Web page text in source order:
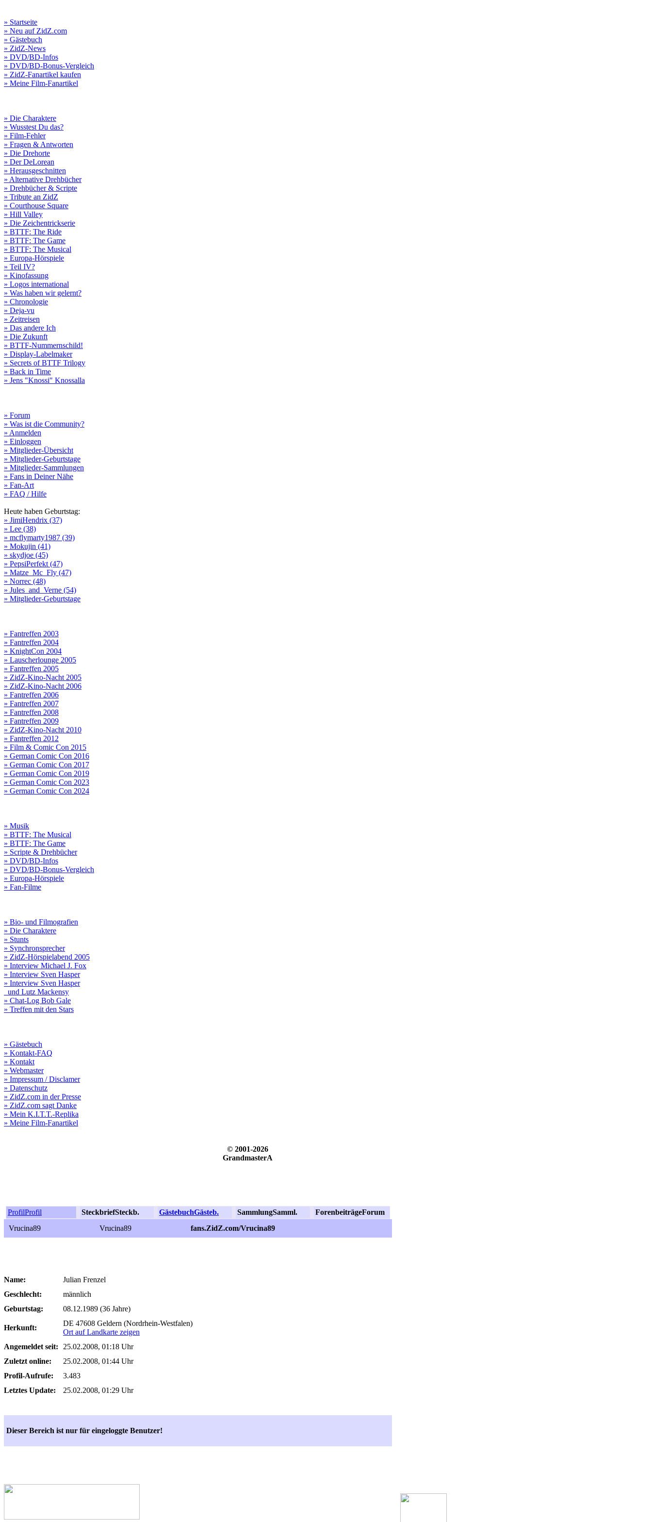
» Startseite
» Neu auf ZidZ.com
» Gästebuch
» ZidZ-News
» DVD/BD-Infos
» DVD/BD-Bonus-Vergleich
» ZidZ-Fanartikel kaufen
» Meine Film-Fanartikel
» Die Charaktere
» Wusstest Du das?
» Film-Fehler
» Fragen & Antworten
» Die Drehorte
» Der DeLorean
» Herausgeschnitten
» Alternative Drehbücher
» Drehbücher & Scripte
» Tribute an ZidZ
» Courthouse Square
» Hill Valley
» Die Zeichentrickserie
» BTTF: The Ride
» BTTF: The Game
» BTTF: The Musical
» Europa-Hörspiele
» Teil IV?
» Kinofassung
» Logos international
» Was haben wir gelernt?
» Chronologie
» Deja-vu
» Zeitreisen
» Das andere Ich
» Die Zukunft
» BTTF-Nummernschild!
» Display-Labelmaker
» Secrets of BTTF Trilogy
» Back in Time
» Jens "Knossi" Knossalla
» Forum
» Was ist die Community?
» Anmelden
» Einloggen
» Mitglieder-Übersicht
» Mitglieder-Geburtstage
» Mitglieder-Sammlungen
» Fans in Deiner Nähe
» Fan-Art
» FAQ / Hilfe
Heute haben Geburtstag:
» JimiHendrix (37)
» Lee (38)
» mcflymarty1987 (39)
» Mokujin (41)
» skydjoe (45)
» PepsiPerfekt (47)
» Matze_Mc_Fly (47)
» Norrec (48)
» Jules_and_Verne (54)
» Mitglieder-Geburtstage
» Fantreffen 2003
» Fantreffen 2004
» KnightCon 2004
» Lauscherlounge 2005
» Fantreffen 2005
» ZidZ-Kino-Nacht 2005
» ZidZ-Kino-Nacht 2006
» Fantreffen 2006
» Fantreffen 2007
» Fantreffen 2008
» Fantreffen 2009
» ZidZ-Kino-Nacht 2010
» Fantreffen 2012
» Film & Comic Con 2015
» German Comic Con 2016
» German Comic Con 2017
» German Comic Con 2019
» German Comic Con 2023
» German Comic Con 2024
» Musik
» BTTF: The Musical
» BTTF: The Game
» Scripte & Drehbücher
» DVD/BD-Infos
» DVD/BD-Bonus-Vergleich
» Europa-Hörspiele
» Fan-Filme
» Bio- und Filmografien
» Die Charaktere
» Stunts
» Synchronsprecher
» ZidZ-Hörspielabend 2005
» Interview Michael J. Fox
» Interview Sven Hasper
» Interview Sven Hasper
und Lutz Mackensy
» Chat-Log Bob Gale
» Treffen mit den Stars
» Gästebuch
» Kontakt-FAQ
» Kontakt
» Webmaster
» Impressum / Disclamer
» Datenschutz
» ZidZ.com in der Presse
» ZidZ.com sagt Danke
» Mein K.I.T.T.-Replika
» Meine Film-Fanartikel
© 2001-2026
GrandmasterA
ProfilProfil SteckbriefSteckb. GästebuchGästeb. SammlungSamml. ForenbeiträgeForum
Vrucina89
Vrucina89 fans.ZidZ.com/Vrucina89
Name:
Julian Frenzel
Geschlecht:
männlich
Geburtstag:
08.12.1989 (36 Jahre)
Herkunft:
DE 47608 Geldern (Nordrhein-Westfalen)
Ort auf Landkarte zeigen
Angemeldet seit:
25.02.2008, 01:18 Uhr
Zuletzt online:
25.02.2008, 01:44 Uhr
Profil-Aufrufe:
3.483
Letztes Update:
25.02.2008, 01:29 Uhr
Dieser Bereich ist nur für eingeloggte Benutzer!